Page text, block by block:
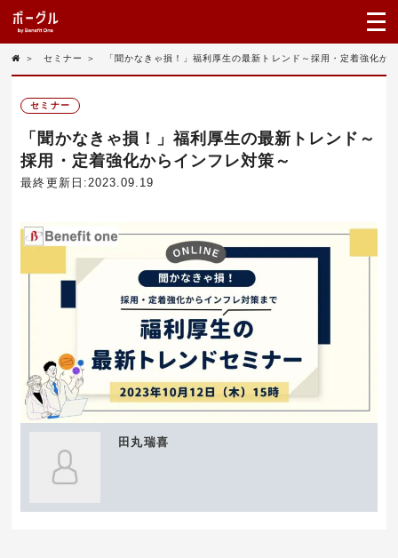
＞ セミナー ＞ 「聞かなきゃ損！」福利厚生の最新トレンド～採用・定着強化か
セミナー
「聞かなきゃ損！」福利厚生の最新トレンド～
採用・定着強化からインフレ対策～
最終更新日:2023.09.19
田丸瑞喜